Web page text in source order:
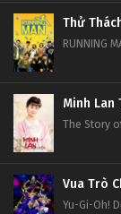
Thử
RUNNING
Minh Lan
The Story
Yu-Gi-Oh!